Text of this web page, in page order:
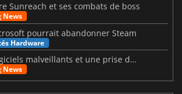
Sunreach et ses combats de boss
News
pourrait abandonner Steam
Hardware
Des cartes de logiciels malveillants et une prise de contrôle de Discord ont touché Meccha Chameleon
News